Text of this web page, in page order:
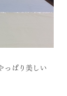
っぱり美しい